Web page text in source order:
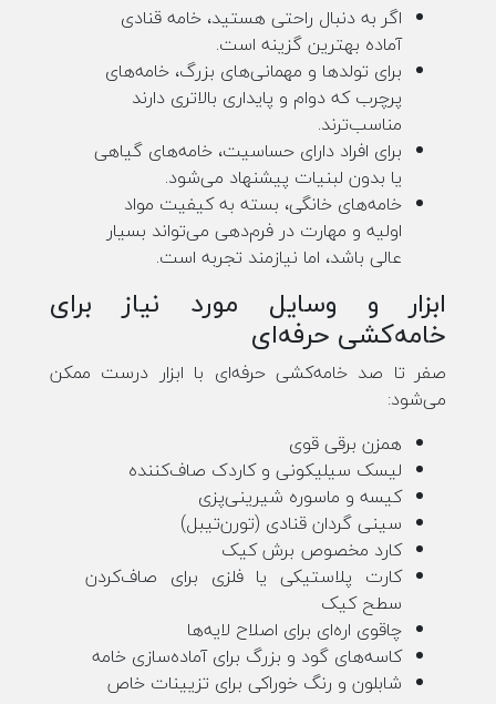
اگر به دنبال راحتی هستید، خامه قنادی
آماده بهترین گزینه است.
برای تولدها و مهمانی‌های بزرگ، خامه‌های
پرچرب که دوام و پایداری بالاتری دارند
مناسب‌ترند.
برای افراد دارای حساسیت، خامه‌های گیاهی
یا بدون لبنیات پیشنهاد می‌شود.
خامه‌های خانگی، بسته به کیفیت مواد
اولیه و مهارت در فرم‌دهی می‌تواند بسیار
عالی باشد، اما نیازمند تجربه است.
ابزار و وسایل مورد نیاز برای
خامه‌کشی حرفه‌ای
صفر تا صد خامه‌کشی حرفه‌ای با ابزار درست ممکن
می‌شود:
همزن برقی قوی
لیسک سیلیکونی و کاردک صاف‌کننده
کیسه و ماسوره شیرینی‌پزی
سینی گردان قنادی (تورن‌تیبل)
کارد مخصوص برش کیک
کارت پلاستیکی یا فلزی برای صاف‌کردن
سطح کیک
چاقوی اره‌ای برای اصلاح لایه‌ها
کاسه‌های گود و بزرگ برای آماده‌سازی خامه
شابلون و رنگ خوراکی برای تزیینات خاص